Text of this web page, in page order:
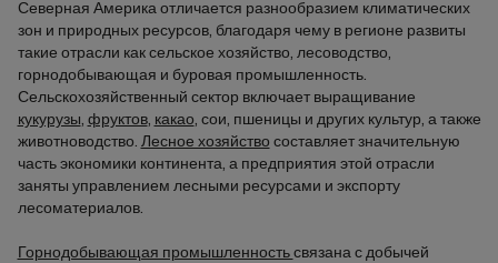
Северная Америка отличается разнообразием климатических
зон и природных ресурсов, благодаря чему в регионе развиты
такие отрасли как сельское хозяйство, лесоводство,
горнодобывающая и буровая промышленность.
Сельскохозяйственный сектор включает выращивание
кукурузы, фруктов, какао, сои, пшеницы и других культур, а также
животноводство. Лесное хозяйство составляет значительную
часть экономики континента, а предприятия этой отрасли
заняты управлением лесными ресурсами и экспорту
лесоматериалов.
Горнодобывающая промышленность связана с добычей